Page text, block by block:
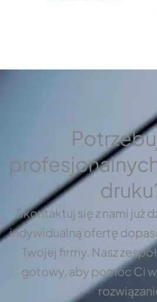
Skontaktuj się z nami już
indywidualną ofertę
Twojej firmy. Nasz
gotowy, aby pomóc Ci